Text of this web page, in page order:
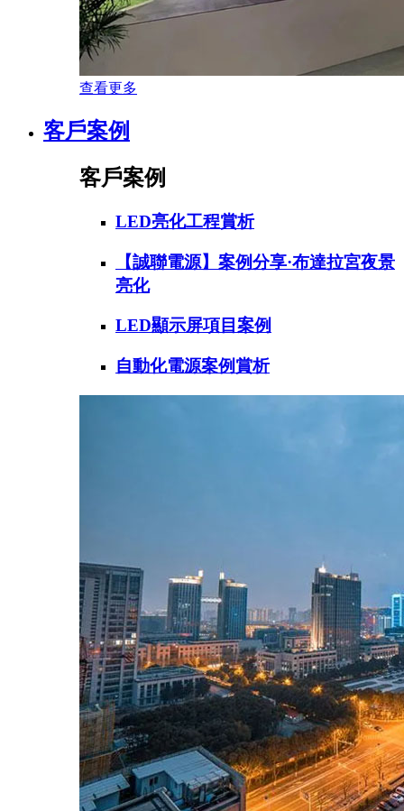
查看更多
客戶案例
客戶案例
LED亮化工程賞析
【誠聯電源】案例分享·布達拉宮夜景
亮化
LED顯示屏項目案例
自動化電源案例賞析